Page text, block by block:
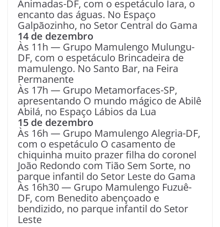
Animadas-DF, com o espetáculo Iara, o
encanto das águas. No Espaço
Galpãozinho, no Setor Central do Gama
14 de dezembro
Às 11h — Grupo Mamulengo Mulungu-
DF, com o espetáculo Brincadeira de
mamulengo. No Santo Bar, na Feira
Permanente
Às 17h — Grupo Metamorfaces-SP,
apresentando O mundo mágico de Abilê
Abilá, no Espaço Lábios da Lua
15 de dezembro
Às 16h — Grupo Mamulengo Alegria-DF,
com o espetáculo O casamento de
chiquinha muito prazer filha do coronel
João Redondo com Tião Sem Sorte, no
parque infantil do Setor Leste do Gama
Às 16h30 — Grupo Mamulengo Fuzuê-
DF, com Benedito abençoado e
bendizido, no parque infantil do Setor
Leste